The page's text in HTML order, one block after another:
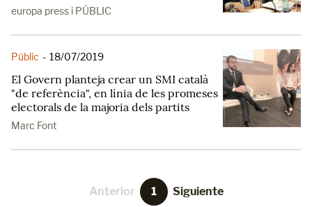
europa press i PÚBLIC
Públic - 18/07/2019
El Govern planteja crear un SMI català
"de referència", en línia de les promeses
electorals de la majoria dels partits
Marc Font
Anterior 1 Siguiente